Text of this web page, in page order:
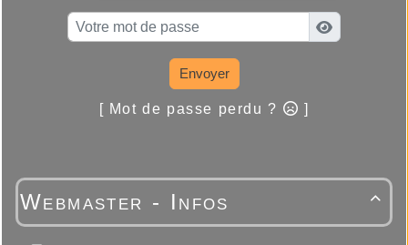
Envoyer
[ Mot de passe perdu ? ]

Webmaster - Infos